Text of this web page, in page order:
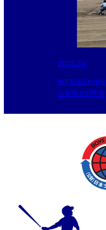
2026.7.4
第57回日本少
山梨県支部予選